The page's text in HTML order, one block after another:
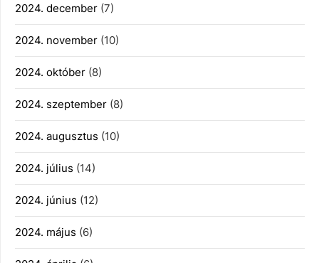
2024. december (7)
2024. november (10)
2024. október (8)
2024. szeptember (8)
2024. augusztus (10)
2024. július (14)
2024. június (12)
2024. május (6)